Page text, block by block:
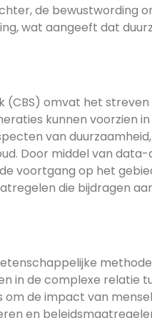
de bewustwording
wat aangeeft dat
(CBS) omvat het
kunnen voorzien
van
Door middel van data-
voortgang op het
die bijdragen
in de complexe relatie
om de impact van
en